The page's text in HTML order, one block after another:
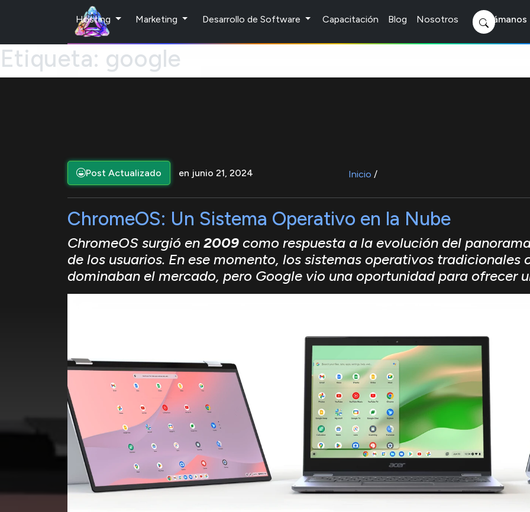
Hosting Marketing Desarrollo de Software Capacitación Blog Nosotros
Etiqueta: google
Post Actualizado en junio 21, 2024 Inicio /
ChromeOS: Un Sistema Operativo en la Nube
ChromeOS surgió en 2009 como respuesta a la evolución del
de los usuarios. En ese momento, los sistemas operativos tradicionales
dominaban el mercado, pero Google vio una oportunidad para ofrecer